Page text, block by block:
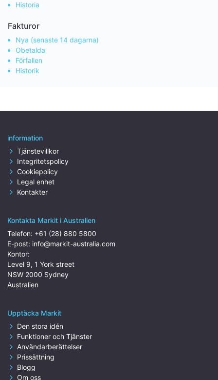
Historia
Fakturor
Nya (senaste 14 dagarna)
Obetalda
Förfallen
Historik
information
Tjänstevillkor
Integritetspolicy
Cookiepolicy
Legal enhet
Kontakter
Kontakta Markit i Australien
Telefon: +61 (28) 880 5800
E-post: info@markit-australia.com
Kontor:
Level 9, 1 York street
NSW 2000 Sydney
Australien
Upptäcka Markit
Den stora idén
Funktioner och Tjänster
Användarberättelser
Prissättning
Blogg
Om oss